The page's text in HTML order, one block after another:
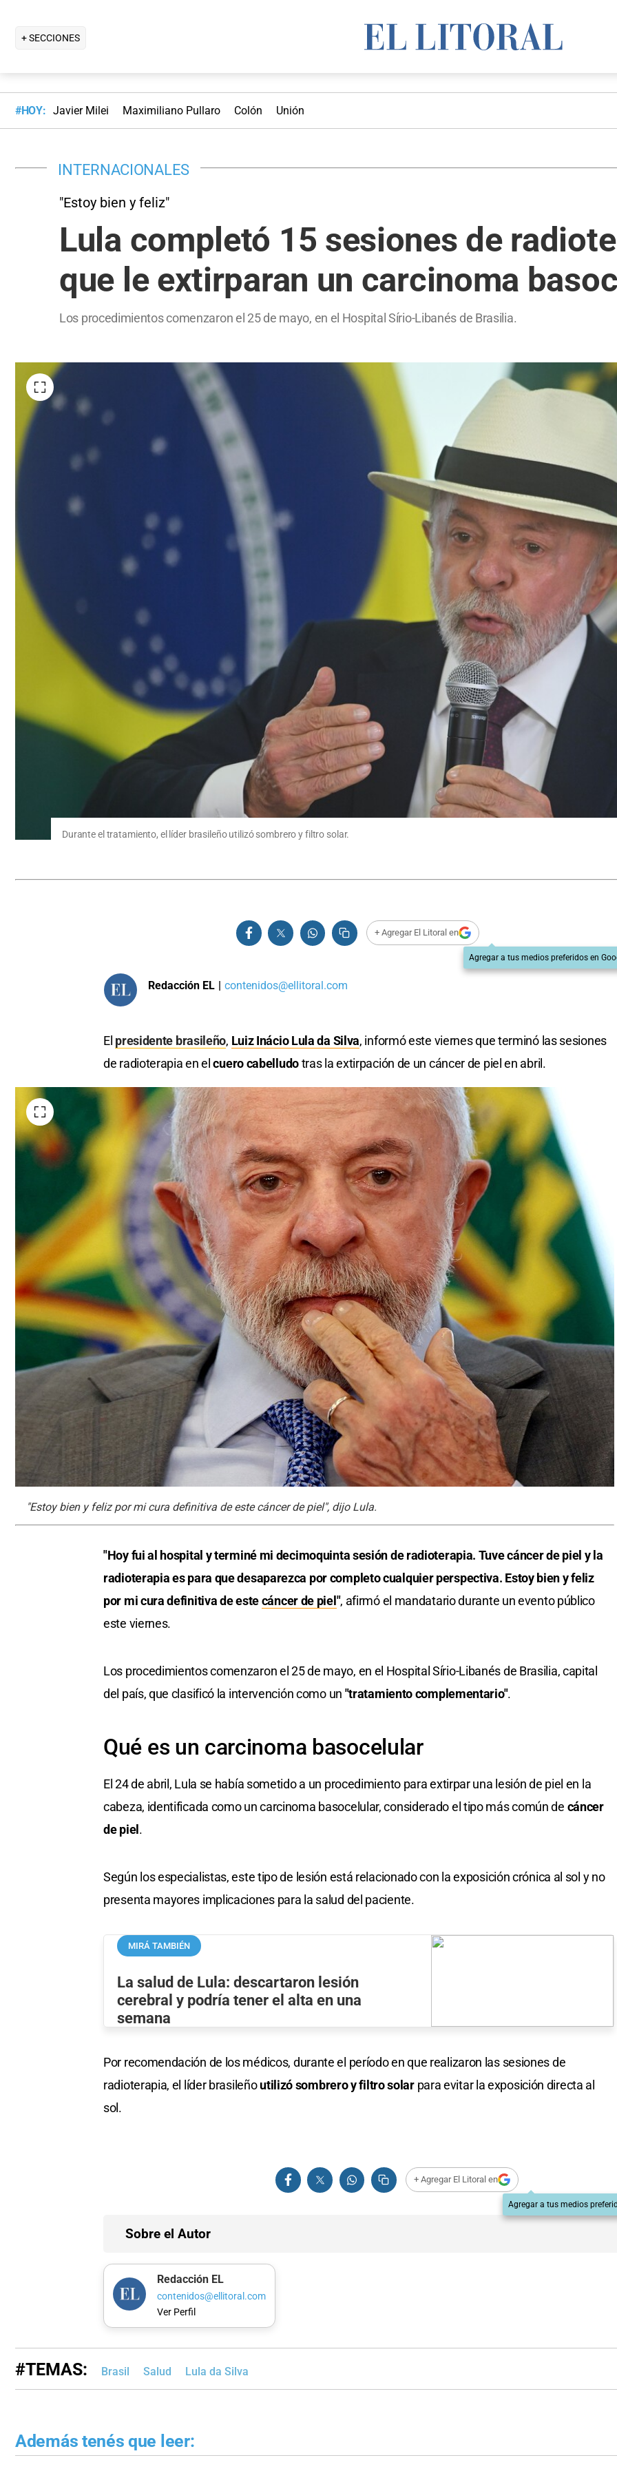
+ SECCIONES
#HOY: Javier Milei Maximiliano Pullaro Colón Unión
INTERNACIONALES
"Estoy bien y feliz"
Lula completó 15 sesiones de
que le extirparan un carcinoma
Los procedimientos comenzaron el 25 de mayo, en el Hospital Sírio-Libanés de Brasilia.
Durante el tratamiento, el líder brasileño utilizó sombrero y filtro solar.
+ Agregar El Litoral en
Agregar a tus medios preferidos en
Redacción EL contenidos@ellitoral.com
El presidente brasileño, Luiz Inácio Lula da Silva, informó este viernes que terminó las sesiones
de radioterapia en elcuero cabelludotras la extirpación de un cáncer de piel en abril.
"Estoy bien y feliz por mi cura definitiva de este cáncer de piel", dijo Lula.
"Hoy fui al hospital y terminé mi decimoquinta sesión de radioterapia. Tuve cáncer de piel y la
radioterapia es para que desaparezca por completo cualquier perspectiva. Estoy bien y feliz
por mi cura definitiva de estecáncer de piel", afirmó el mandatario durante un evento público
este viernes.
Los procedimientos comenzaron el 25 de mayo, en el Hospital Sírio-Libanés de Brasilia, capital
del país, que clasificó la intervención como un "tratamiento complementario".
Qué es un carcinoma basocelular
El 24 de abril, Lula se había sometido a un procedimiento para extirpar una lesión de piel en la
cabeza, identificada como un carcinoma basocelular, considerado el tipo más común de cáncer
de piel.
Según los especialistas, este tipo de lesión está relacionado con la exposición crónica al sol y no
presenta mayores implicaciones para la salud del paciente.
MIRÁ TAMBIÉN
La salud de Lula: descartaron lesión
cerebral y podría tener el alta en una
semana
Por recomendación de los médicos, durante el período en que realizaron las sesiones de
radioterapia, el líder brasileñoutilizó sombrero y filtro solar para evitar la exposición directa al
sol.
+ Agregar El Litoral en
Agregar a tus medios
Sobre el Autor
Redacción EL
contenidos@ellitoral.com
Ver Perfil
#TEMAS: Brasil Salud Lula da Silva
Además tenés que leer: